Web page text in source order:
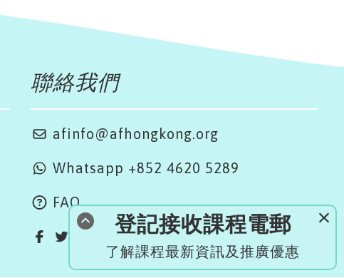
聯絡我們
afinfo@afhongkong.org
Whatsapp +852 4620 5289
FAQ
登記接收課程電郵
了解課程最新資訊及推廣優惠